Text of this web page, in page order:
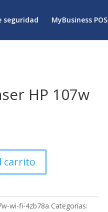
seguridad MyBusiness POS
HP 107w
carrito
wi-fi-4zb78a Categorías: